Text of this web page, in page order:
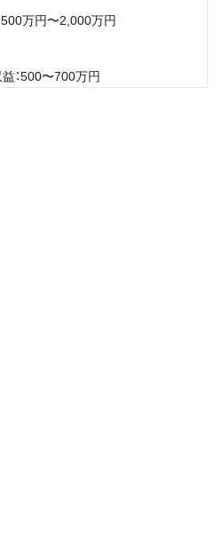
万円〜2,000万円
：500〜700万円